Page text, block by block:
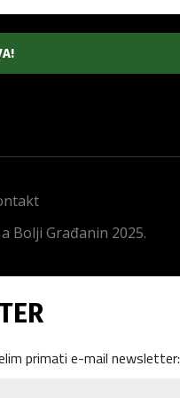
Bolji Građanin 2025.
primati e-mail newsletter: